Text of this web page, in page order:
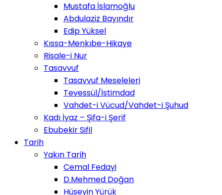
Mustafa İslamoğlu
Abdulaziz Bayındır
Edip Yüksel
Kıssa-Menkıbe-Hikaye
Risale-i Nur
Tasavvuf
Tasavvuf Meseleleri
Tevessül/İstimdad
Vahdet-i Vücud/Vahdet-i Şuhud
Kadı İyaz – Şifa-i Şerif
Ebubekir Sifil
Tarih
Yakın Tarih
Cemal Fedayi
D.Mehmed Doğan
Hüseyin Yürük